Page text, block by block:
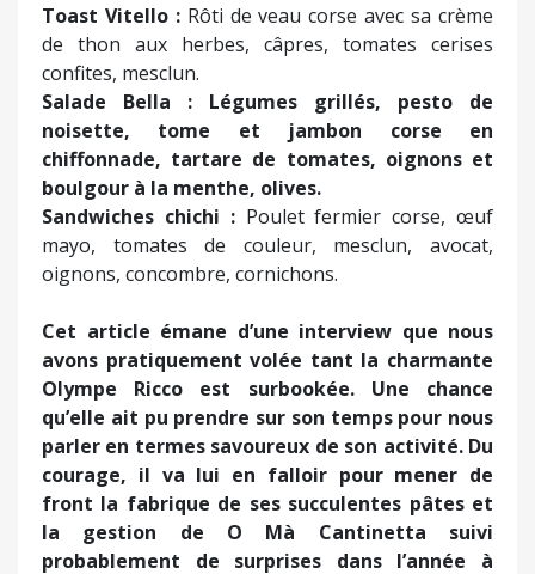
Toast Vitello: Rôti de veau corse avec sa crème
de thon aux herbes, câpres, tomates cerises
confites, mesclun.
Salade Bella : Légumes grillés, pesto de
noisette, tome et jambon corse en
chiffonnade, tartare de tomates, oignons et
boulgour à la menthe, olives.
Sandwiches chichi : Poulet fermier corse, œuf
mayo, tomates de couleur, mesclun, avocat,
oignons, concombre, cornichons.
Cet article émane d’une interview que nous
avons pratiquement volée tant la charmante
Olympe Ricco est surbookée. Une chance
qu’elle ait pu prendre sur son temps pour nous
parler en termes savoureux de son activité. Du
courage, il va lui en falloir pour mener de
front la fabrique de ses succulentes pâtes et
la gestion de O Mà Cantinetta suivi
probablement de surprises dans l’année à